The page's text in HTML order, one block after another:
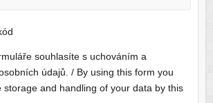
souhlasíte s uchováním a
údajů. / By using this form you
storage and handling of your data by this